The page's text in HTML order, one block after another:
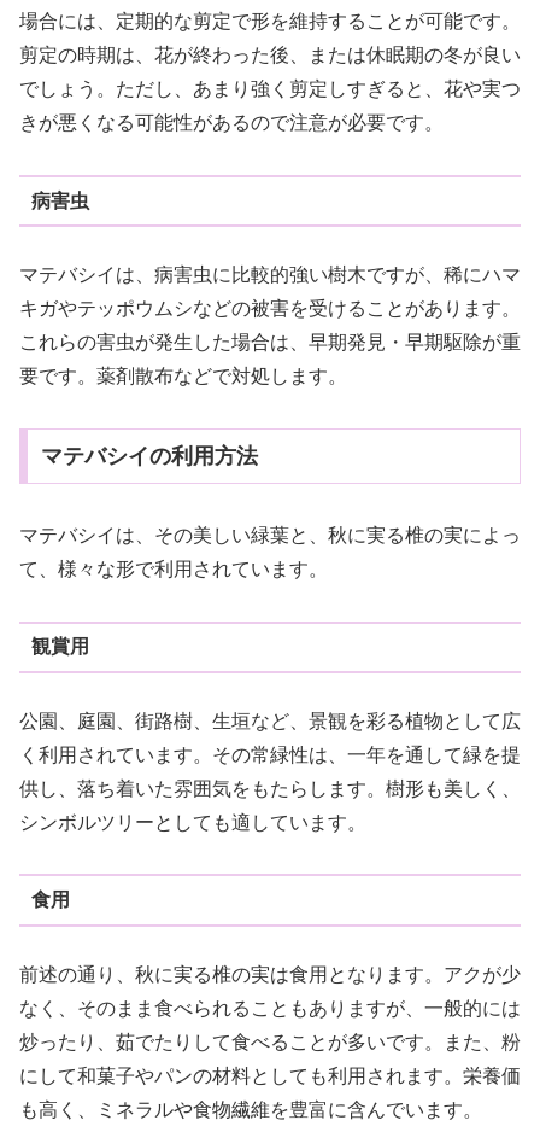
場合には、定期的な剪定で形を維持することが可能です。
剪定の時期は、花が終わった後、または休眠期の冬が良い
でしょう。ただし、あまり強く剪定しすぎると、花や実つ
きが悪くなる可能性があるので注意が必要です。
病害虫
マテバシイは、病害虫に比較的強い樹木ですが、稀にハマ
キガやテッポウムシなどの被害を受けることがあります。
これらの害虫が発生した場合は、早期発見・早期駆除が重
要です。薬剤散布などで対処します。
マテバシイの利用方法
マテバシイは、その美しい緑葉と、秋に実る椎の実によっ
て、様々な形で利用されています。
観賞用
公園、庭園、街路樹、生垣など、景観を彩る植物として広
く利用されています。その常緑性は、一年を通して緑を提
供し、落ち着いた雰囲気をもたらします。樹形も美しく、
シンボルツリーとしても適しています。
食用
前述の通り、秋に実る椎の実は食用となります。アクが少
なく、そのまま食べられることもありますが、一般的には
炒ったり、茹でたりして食べることが多いです。また、粉
にして和菓子やパンの材料としても利用されます。栄養価
も高く、ミネラルや食物繊維を豊富に含んでいます。